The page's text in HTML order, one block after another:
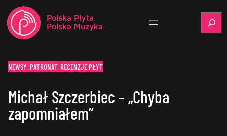
NEWSY PATRONAT RECENZJE PŁYT
Michał Szczerbiec – „Chyba
zapomniałem”